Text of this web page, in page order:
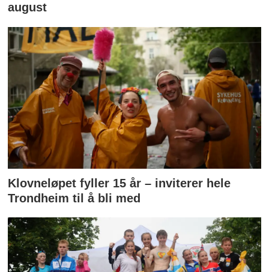
august
Klovneløpet fyller 15 år – inviterer hele
Trondheim til å bli med